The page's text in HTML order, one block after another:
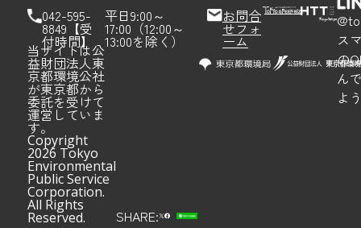
042-595-
8849【受
付時間】
平日9:00～
17:00（12:00～
13:00を除く）
お問合
せフォ
ーム
当サイトは公
益財団法人東
京都環境公社
が東京都から
委託を受けて
運営していま
す。
Copyright
2026 Tokyo
Environmental
Public Service
Corporation.
All Rights
Reserved. SHARE:
ス
の
ん
よ